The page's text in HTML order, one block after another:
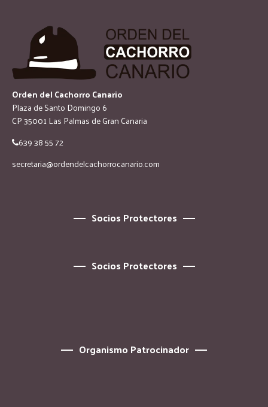
Orden del Cachorro Canario
Plaza de Santo Domingo 6
CP 35001 Las Palmas de Gran Canaria
639 38 55 72
secretaria@ordendelcachorrocanario.com
Socios Protectores
Socios Protectores
Organismo Patrocinador